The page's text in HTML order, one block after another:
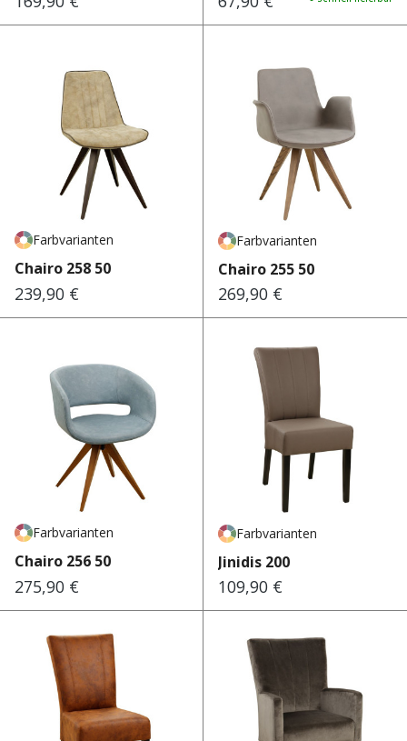
Farbvarianten
Chairo 258 50
Regulärer Preis:
239,90 €
Farbvarianten
Chairo 255 50
Regulärer Preis:
269,90 €
Farbvarianten
Chairo 256 50
Regulärer Preis:
275,90 €
Farbvarianten
Jinidis 200
Regulärer Preis:
109,90 €